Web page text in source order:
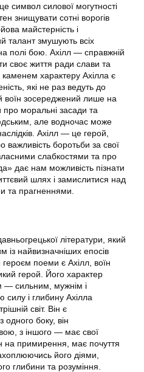
символ силової могутності
знищувати сотні ворогів
майстерність і
талант змушують всіх
полі бою. Ахілл — справжній
своє життя ради слави та
характеру Ахілла є
які не раз ведуть до
воїн зосереджений лише на
про моральні засади та
але водночас може
Ахілл — це герой,
боротьби за свої
слабкостями та про
дає нам можливість пізнати
шлях і замислитися над
та прагненнями.
літератури, який
із найвизначніших епосів
героєм поеми є Ахілл, воїн
герой. Його характер
— сильним, мужнім і
і глибину Ахілла
світ. Він є
боку, він
з іншого — має свої
на примирення, має почуття
його діями,
глибини та розуміння.